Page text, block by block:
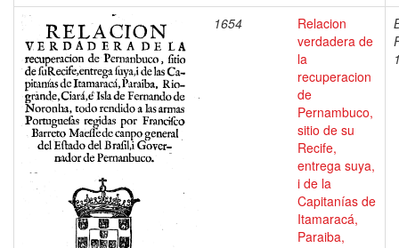
1654
Relacion
verdadera de
la
recuperacion
de
Pernambuco,
sitio de su
Recife,
entrega suya,
i de la
Capitanías de
Itamaracá,
Paraiba,